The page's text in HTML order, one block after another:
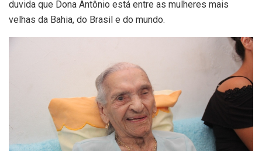
duvida que Dona Antônio está entre as mulheres mais
velhas da Bahia, do Brasil e do mundo.